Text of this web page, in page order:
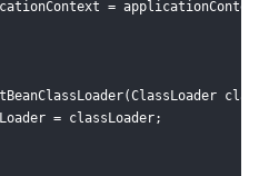
=
= classLoader;